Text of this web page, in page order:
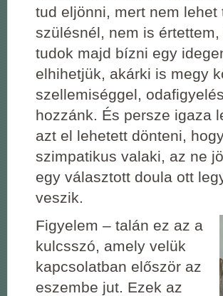
tud eljönni, mert nem
szülésnél, nem is
tudok majd bízni egy
elhihetjük, akárki is megy
szellemiséggel,
hozzánk. És persze igaza
azt el lehetett dönteni,
szimpatikus valaki, az ne
egy választott doula ott
veszik.
Figyelem ‒ talán ez az a
kulcsszó, amely velük
kapcsolatban először az
eszembe jut. Ezek az